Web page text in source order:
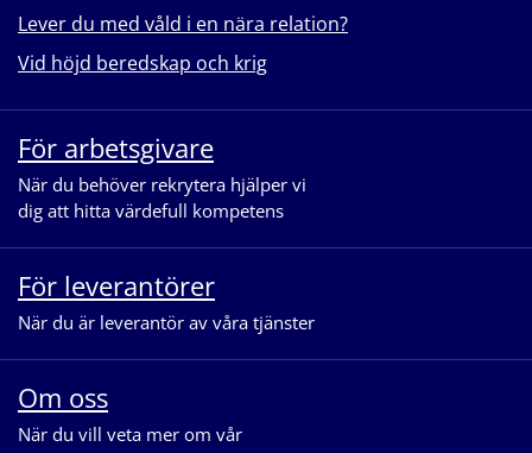
Lever du med våld i en nära relation?
Vid höjd beredskap och krig
För arbetsgivare
När du behöver rekrytera hjälper vi
dig att hitta värdefull kompetens
För leverantörer
När du är leverantör av våra tjänster
Om oss
När du vill veta mer om vår